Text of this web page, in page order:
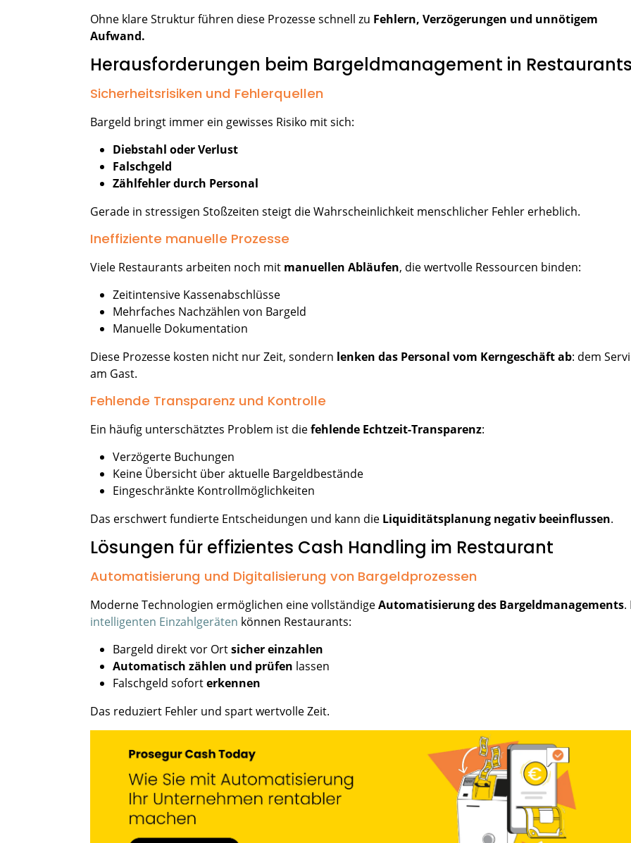
Ohne klare Struktur führen diese Prozesse schnell zu Fehlern, Verzögerungen und unnötigem
Aufwand.
Herausforderungen beim Bargeldmanagement in
Sicherheitsrisiken und Fehlerquellen
Bargeld bringt immer ein gewisses Risiko mit sich:
Diebstahl oder Verlust
Falschgeld
Zählfehler durch Personal
Gerade in stressigen Stoßzeiten steigt die Wahrscheinlichkeit menschlicher Fehler erheblich.
Ineffiziente manuelle Prozesse
Viele Restaurants arbeiten noch mit manuellen Abläufen, die wertvolle Ressourcen binden:
Zeitintensive Kassenabschlüsse
Mehrfaches Nachzählen von Bargeld
Manuelle Dokumentation
Diese Prozesse kosten nicht nur Zeit, sondern lenken das Personal vom Kerngeschäft ab: dem
am Gast.
Fehlende Transparenz und Kontrolle
Ein häufig unterschätztes Problem ist diefehlende Echtzeit-Transparenz:
Verzögerte Buchungen
Keine Übersicht über aktuelle Bargeldbestände
Eingeschränkte Kontrollmöglichkeiten
Das erschwert fundierte Entscheidungen und kann die Liquiditätsplanung negativ beeinflussen.
Lösungen für effizientes Cash Handling im Restaurant
Automatisierung und Digitalisierung von Bargeldprozessen
Moderne Technologien ermöglichen eine vollständigeAutomatisierung des Bargeldmanagements.
intelligenten Einzahlgeräten können Restaurants:
Bargeld direkt vor Ortsicher einzahlen
Automatisch zählen und prüfen lassen
Falschgeld soforterkennen
Das reduziert Fehler und spart wertvolle Zeit.